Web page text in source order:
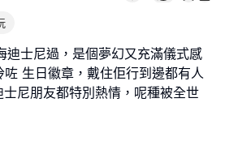
迪士尼過，是個夢幻又充滿儀式感
生日徽章，戴住佢行到邊都有人
尼朋友都特別熱情，呢種被全世